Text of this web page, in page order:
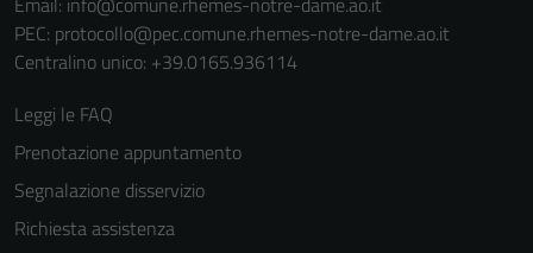
PEC: protocollo@pec.comune.rhemes-notre-dame.ao.it
Centralino unico: +39.0165.936114
Leggi le FAQ
Prenotazione appuntamento
Segnalazione disservizio
Richiesta assistenza